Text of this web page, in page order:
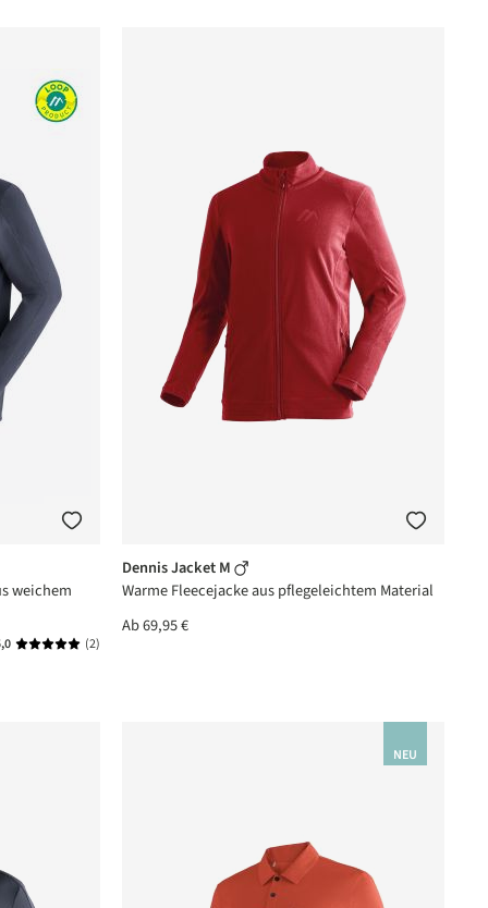
weichem
Durchschnittliche Bewertung von 5 von 5 Sternen
(2)
Dennis Jacket M
Warme Fleecejacke aus pflegeleichtem Material
Ab69,95 €
NEU